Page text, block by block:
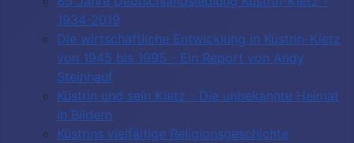
1934-2019
Die wirtschaftliche Entwicklung in Küstrin-Kietz
von 1945 bis 1995 - Ein Report von Andy
Steinhauf
Küstrin und sein Kietz - Die unbekannte Heimat
in Bildern
Küstrins vielfältige Religionsgeschichte